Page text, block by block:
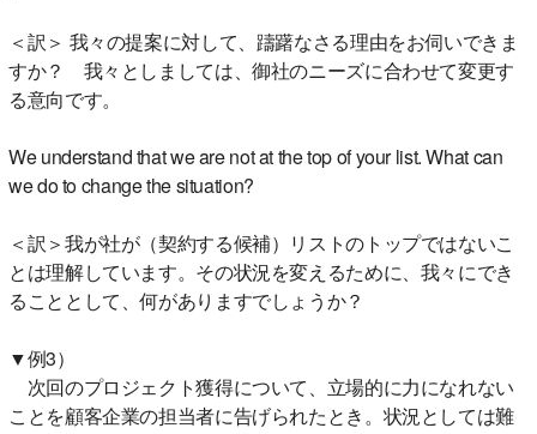
＜訳＞ 我々の提案に対して、躊躇なさる理由をお伺いできま
すか？ 我々としましては、御社のニーズに合わせて変更す
る意向です。
We understand that we are not at the top of your list. What can
we do to change the situation?
＜訳＞我が社が（契約する候補）リストのトップではないこ
とは理解しています。その状況を変えるために、我々にでき
ることとして、何がありますでしょうか？
▼例3）
次回のプロジェクト獲得について、立場的に力になれない
ことを顧客企業の担当者に告げられたとき。状況としては難